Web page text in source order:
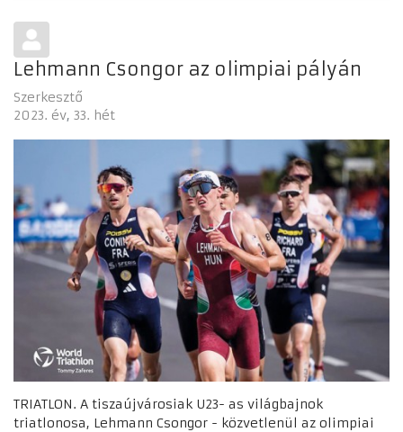
Lehmann Csongor az olimpiai pályán
Szerkesztő
2023. év 33. hét
TRIATLON. A tiszaújvárosiak U23- as világbajnok
triatlonosa, Lehmann Csongor - közvetlenül az olimpiai